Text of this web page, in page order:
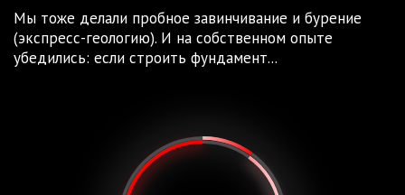
Мы тоже делали пробное завинчивание и бурение
(экспресс-геологию). И на собственном опыте
убедились: если строить фундамент...